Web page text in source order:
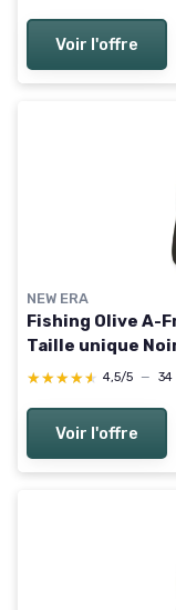
Voir l'offre
NEW ERA
Fishing Olive A-
Taille unique
★★★★★
★★★★★ 4,5/5 — 34
Voir l'offre